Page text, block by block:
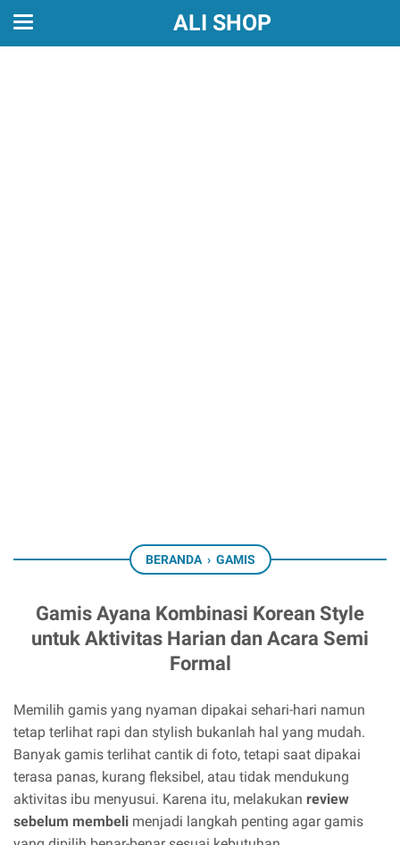
google-site-
ALI SHOP
BERANDA › GAMIS
Gamis Ayana Kombinasi Korean Style
untuk Aktivitas Harian dan Acara Semi
Formal
Memilih gamis yang nyaman dipakai sehari-hari namun
tetap terlihat rapi dan stylish bukanlah hal yang mudah.
Banyak gamis terlihat cantik di foto, tetapi saat dipakai
terasa panas, kurang fleksibel, atau tidak mendukung
aktivitas ibu menyusui. Karena itu, melakukan review
sebelum membeli menjadi langkah penting agar gamis